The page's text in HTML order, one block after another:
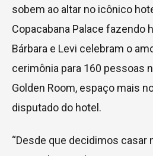
sobem ao altar no icônico
Copacabana Palace fazendo
Bárbara e Levi celebram o
cerimônia para 160 pessoas
Golden Room, espaço mais
disputado do hotel.
“Desde que decidimos casar